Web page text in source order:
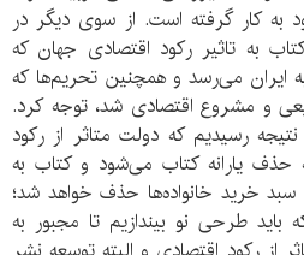
به کار گرفته است. از سوی دیگر در
به تاثیر رکود اقتصادی جهان که
ایران می‌رسد و همچنین تحریم‌ها که
و مشروع اقتصادی شد، توجه کرد.
و 88 به این نتیجه رسیدیم که دولت متاثر از رکود
حذف یارانه کتاب می‌شود و کتاب به
سبد خرید خانواده‌ها حذف خواهد شد؛
باید طرحی نو بیندازیم تا مجبور به